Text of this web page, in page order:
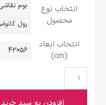
انتخاب نوع
محصول
بوم
رول
انتخاب ابعاد
(cm)
56×42